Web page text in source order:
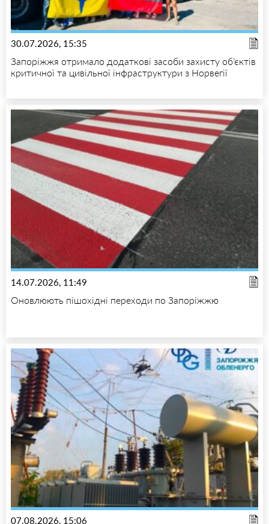
30.07.2026, 15:35
Запоріжжя отримало додаткові засоби захисту об’єктів
критичної та цивільної інфраструктури з Норвегії
14.07.2026, 11:49
Оновлюють пішохідні переходи по Запоріжжю
07.08.2026, 15:06